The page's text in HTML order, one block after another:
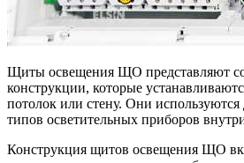
Щиты освещения ЩО представляют
конструкции, которые
потолок или стену. Они
типов осветительных приборов
Конструкция щитов освещения ЩО